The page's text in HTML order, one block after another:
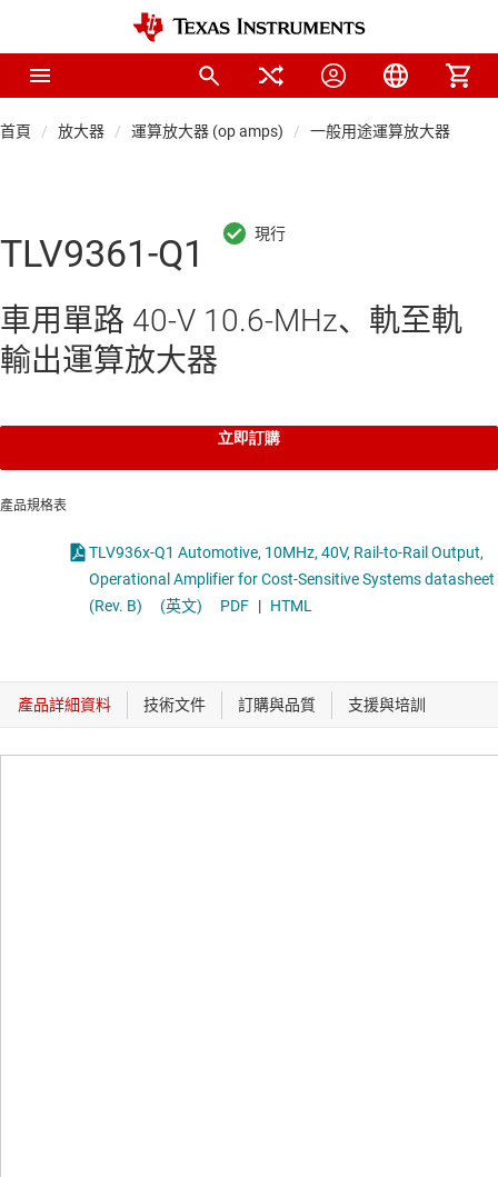
首頁 放大器 運算放大器 (op amps) 一般用途運算放大器
TLV9361-Q1
車用單路 40-V 10.6-MHz、軌至軌
輸出運算放大器
立即訂購
產品規格表
TLV936x-Q1 Automotive, 10MHz, 40V, Rail-to-Rail Output,
Operational Amplifier for Cost-Sensitive Systems datasheet
(Rev. B)
(英文) PDF | HTML